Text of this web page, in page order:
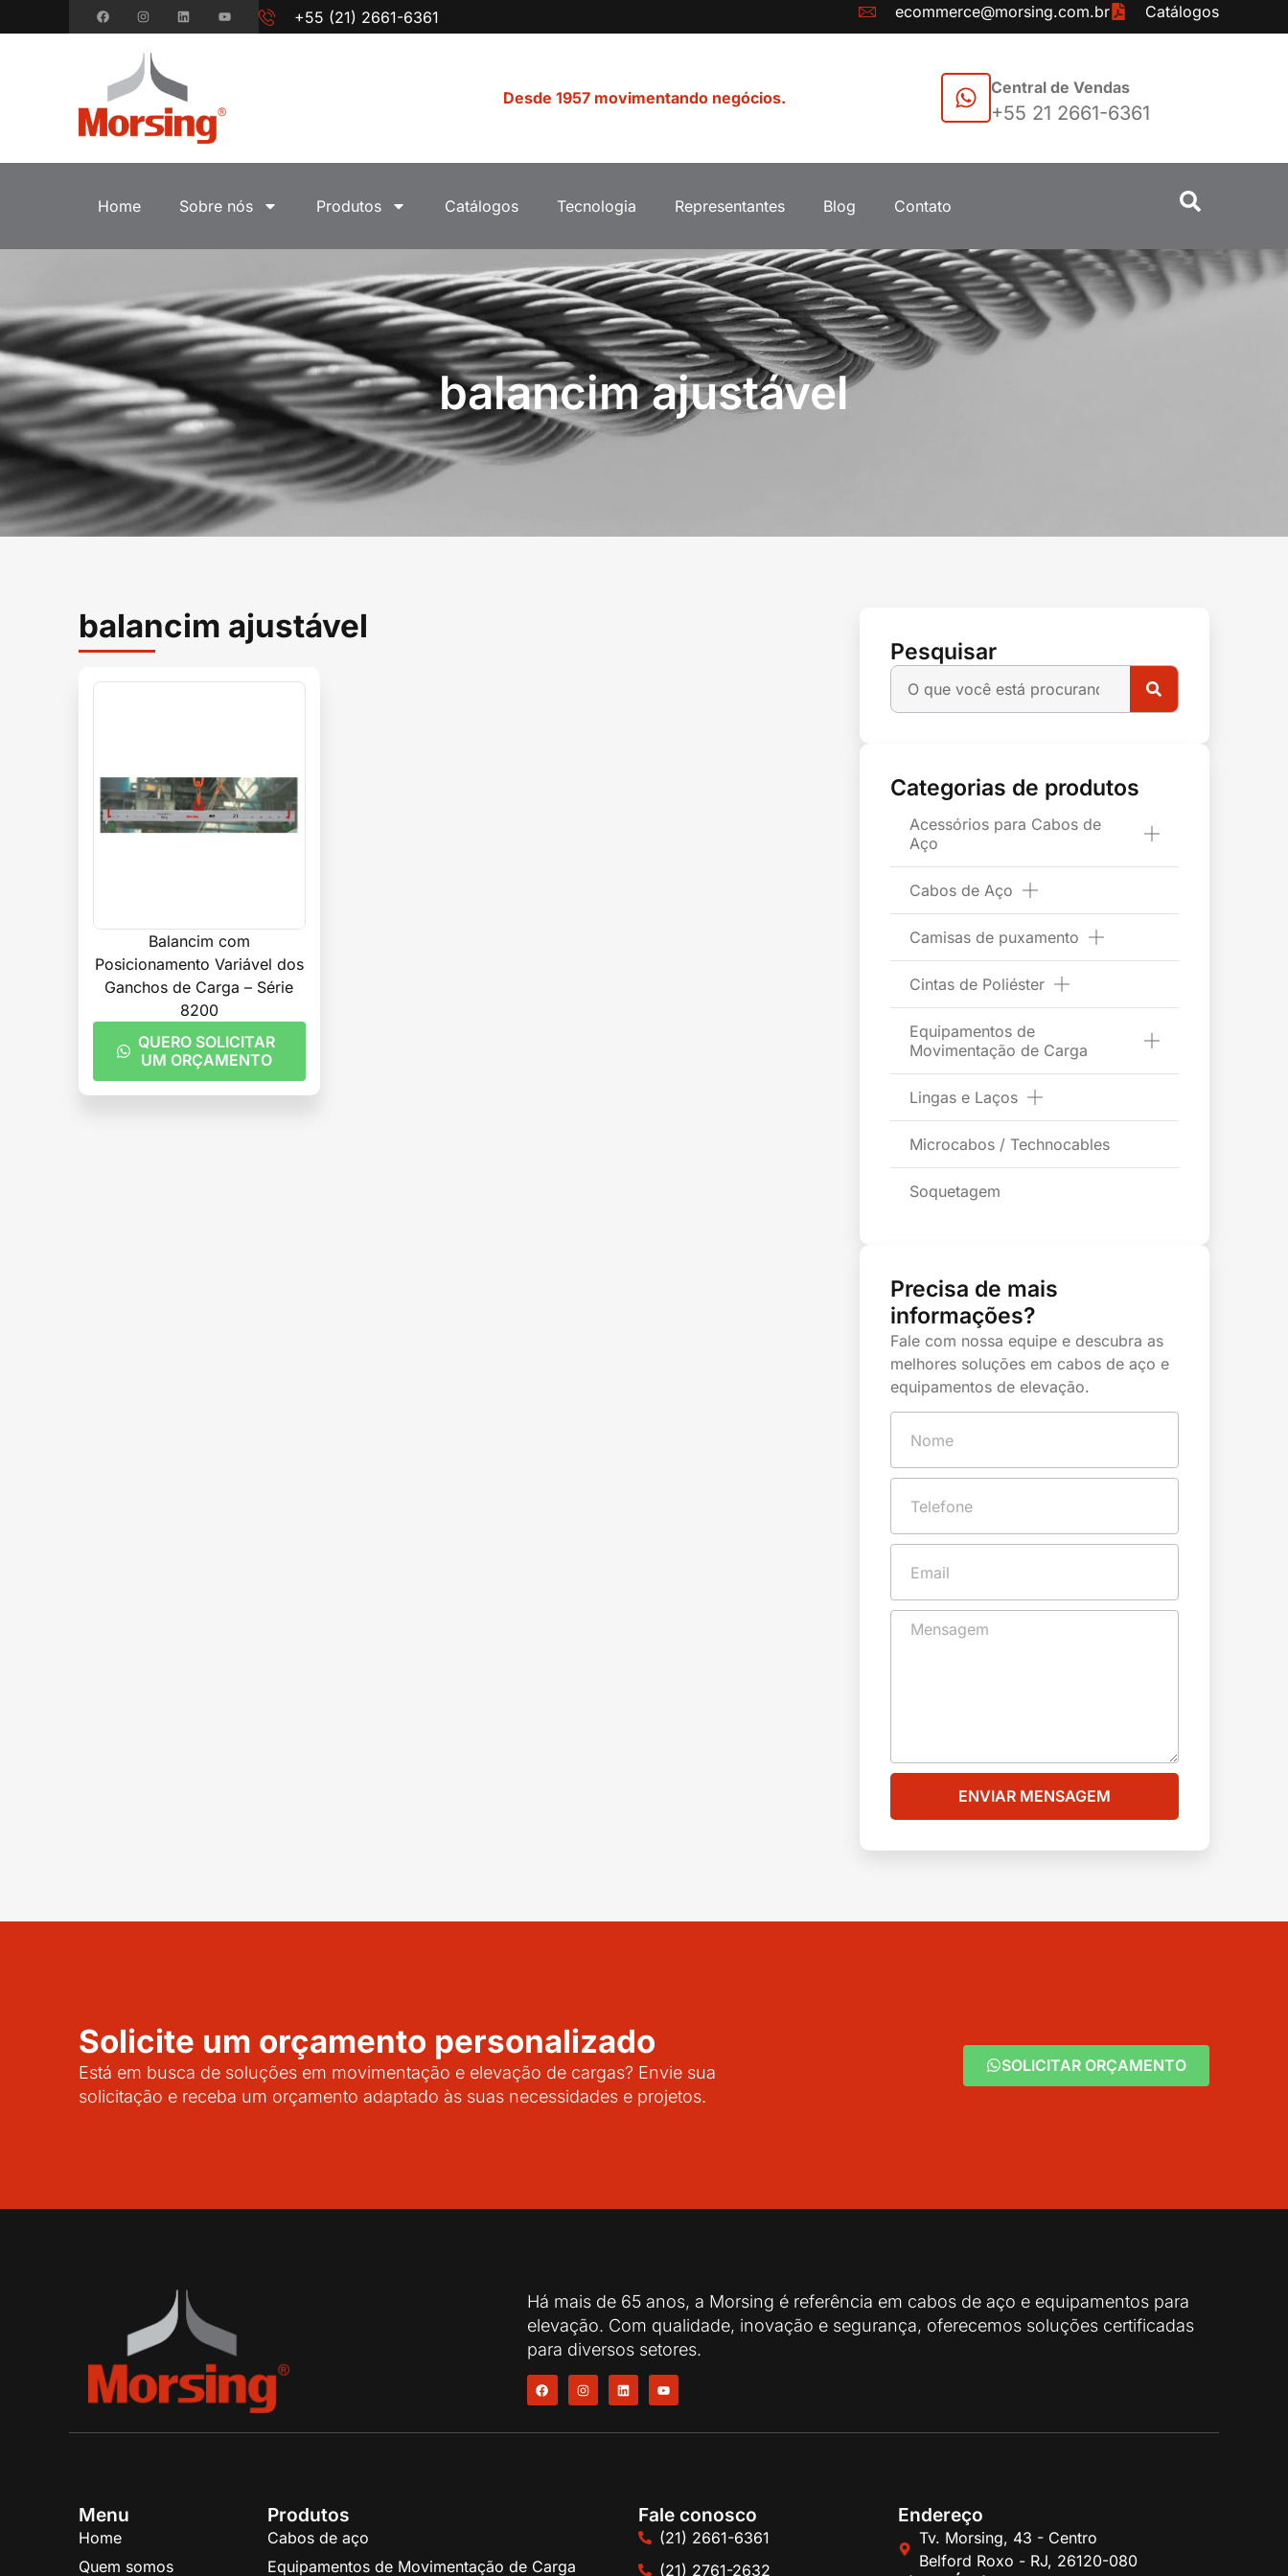
+55 (21) 2661-6361 ecommerce@morsing.com.br Catálogos
Desde 1957 movimentando negócios.
Central de Vendas
+55 21 2661-6361
Home Sobre nós Produtos Catálogos Tecnologia Representantes Blog Contato
balancim ajustável
Pesquisar
Categorias de produtos
Acessórios para Cabos de
Aço
Cabos de Aço
Camisas de puxamento
Cintas de Poliéster
Equipamentos de
Movimentação de Carga
Lingas e Laços
Microcabos / Technocables
Soquetagem
Precisa de mais
informações?
Fale com nossa equipe e descubra as
melhores soluções em cabos de aço e
equipamentos de elevação.
ENVIAR MENSAGEM
balancim ajustável
Balancim com
Posicionamento Variável dos
Ganchos de Carga – Série
8200
QUERO SOLICITAR
UM ORÇAMENTO
Solicite um orçamento personalizado
Está em busca de soluções em movimentação e elevação de cargas? Envie sua
solicitação e receba um orçamento adaptado às suas necessidades e projetos.
SOLICITAR ORÇAMENTO
Há mais de 65 anos, a Morsing é referência em cabos de aço e equipamentos para
elevação. Com qualidade, inovação e segurança, oferecemos soluções certificadas
para diversos setores.
Menu
Home
Quem somos
Produtos
Cabos de aço
Equipamentos de Movimentação de Carga
Fale conosco
(21) 2661-6361
(21) 2761-2632
Endereço
Tv. Morsing, 43 - Centro
Belford Roxo - RJ, 26120-080